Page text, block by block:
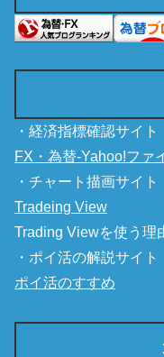
・経済指標確認サイト
FX・為替-Yahoo!ファ
・チャート描画サイト
Tradeing View
Trading Viewを使う理
・ポイ活の解説サイト
ポイ活のすすめ